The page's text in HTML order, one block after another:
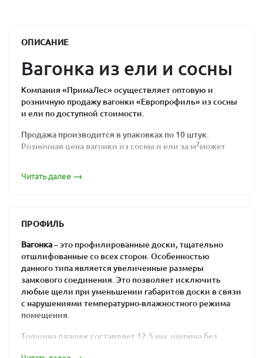
ОПИСАНИЕ
Вагонка из ели и сосны
Компания «ПримаЛес» осуществляет оптовую и
розничную продажу вагонки «Европрофиль» из сосны
и ели по доступной стоимости.
Продажа производится в упаковках по 10 штук.
Розничная цена вагонки из сосны и ели за м2может
по сниженным ценам представлены в разделе
Отличительные
особенности материала
Вагонкой называют изделия из хвойных пород
деревьев, имеющие строго определенные параметры
ширины (88 мм без шипа, 96 с шипом) и толщины (12,5
мм). У нас можно купить качественную вагонку из
сосны профиля Евростандарт. В отличие от обычной
вагонки из ели или сосны, евровагонка должна также
отвечать следующим требованиям:
заготовки предварительно подвергаются
Читать далее
ПРОФИЛЬ
Вагонка– это профилированные доски, тщательно
отшлифованные со всех сторон. Особенностью
данного типа является увеличенные размеры
замкового соединения. Это позволяет исключить
любые щели при уменьшении габаритов доски в связи
с нарушениями температурно-влажностного режима
помещения.
Толщина плашек составляет 12,5 мм, ширина без